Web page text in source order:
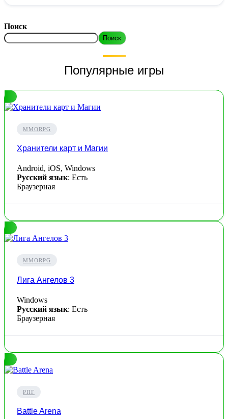
Поиск
Поиск
Популярные игры
MMORPG
Хранители карт и Магии
Android, iOS, Windows
Русский язык: Есть
Браузерная
MMORPG
Лига Ангелов 3
Windows
Русский язык: Есть
Браузерная
РПГ
Battle Arena